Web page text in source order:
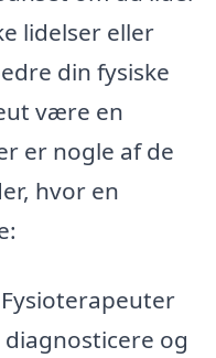
lidelser eller
din fysiske
være en
er nogle af de
hvor en
Fysioterapeuter
og